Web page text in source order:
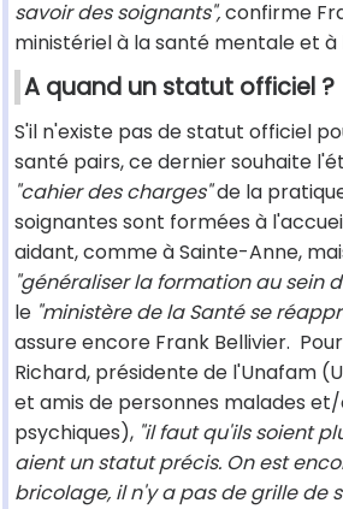
savoir des soignants",confirme
ministériel à la santé mentale et à
A quand un statut officiel ?
S'il n'existe pas de statut officiel
santé pairs, ce dernier souhaite
"cahier des charges"de la
soignantes sont formées à
aidant, comme à Sainte-Anne,
"généraliser la formation au sein
le "ministère de la Santé se
assure encore Frank Bellivier.
Richard, présidente de l'Unafam
et amis de personnes malades
psychiques), "il faut qu'ils soient
aient un statut précis. On est
bricolage, il n'y a pas de grille de